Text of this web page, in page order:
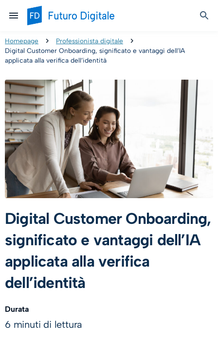
Homepage
Professionista digitale
Digital Customer Onboarding, significato e vantaggi dell’IA
applicata alla verifica dell’identità
Digital Customer Onboarding,
significato e vantaggi dell’IA
applicata alla verifica
dell’identità
Durata
6 minuti di lettura